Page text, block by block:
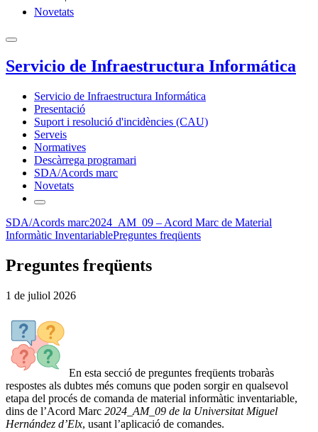
Novetats
Servicio de Infraestructura Informática
Servicio de Infraestructura Informática
Presentació
Suport i resolució d'incidències (CAU)
Serveis
Normatives
Descàrrega programari
SDA/Acords marc
Novetats
SDA/Acords marc2024_AM_09 – Acord Marc de Material
Informàtic InventariablePreguntes freqüents
Preguntes freqüents
1 de juliol 2026
En esta secció de preguntes freqüents trobaràs
respostes als dubtes més comuns que poden sorgir en qualsevol
etapa del procés de comanda de material informàtic inventariable,
dins de l’Acord Marc 2024_AM_09 de la Universitat Miguel
Hernández d’Elx, usant l’aplicació de comandes.